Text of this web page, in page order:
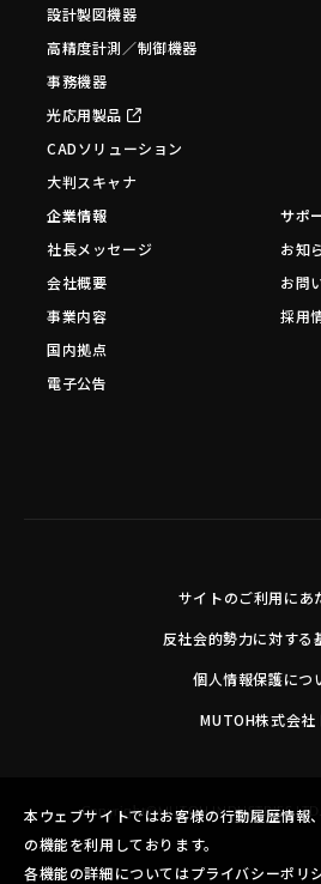
設計製図機器
高精度計測／制御機器
事務機器
光応用製品
CADソリューション
大判スキャナ
企業情報
社長メッセージ
会社概要
事業内容
国内拠点
電子公告
サポ
お知
お問
採用
サイトのご利用にあ
反社会的勢力に対する
個人情報保護につ
MUTOH株式会社
Copyright©MUTOH INDUSTRIES
本ウェブサイトではお客様の行動履歴情報
の機能を利用しております。
各機能の詳細についてはプライバシーポリ